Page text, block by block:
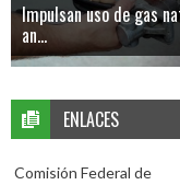
Impulsan uso de gas
an...
ENLACES
Comisión Federal de